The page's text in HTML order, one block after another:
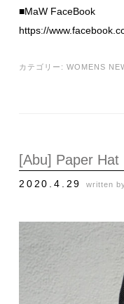
■MaW FaceBook
https://
カテゴリー: WOMENS
[Abu] Paper Hat
2020.4.29 written